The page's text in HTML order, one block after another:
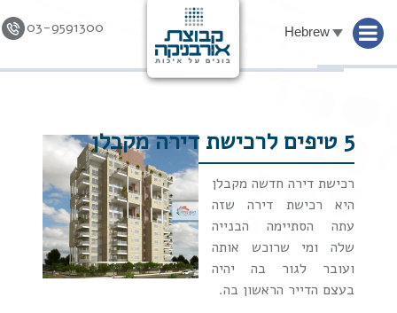
03-9591300 Hebrew
Skip to
5 טיפים לרכישת דירה מקבלן
רכישת דירה חדשה מקבלן
היא רכישת דירה שזה
עתה הסתיימה הבנייה
שלה ומי שרוכש אותה
ועובר לגור בה יהיה
בעצם הדייר הראשון בה.